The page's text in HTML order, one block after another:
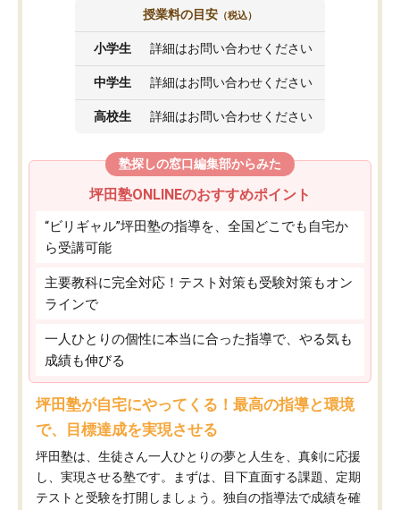
授業料の目安 （税込）
小学生 詳細はお問い合わせください
中学生 詳細はお問い合わせください
高校生 詳細はお問い合わせください
塾探しの窓口編集部からみた
坪田塾ONLINEのおすすめポイント
“ビリギャル”坪田塾の指導を、全国どこでも自宅か
ら受講可能
主要教科に完全対応！テスト対策も受験対策もオン
ラインで
一人ひとりの個性に本当に合った指導で、やる気も
成績も伸びる
坪田塾が自宅にやってくる！最高の指導と環境
で、目標達成を実現させる
坪田塾は、生徒さん一人ひとりの夢と人生を、真剣に応援
し、実現させる塾です。まずは、目下直面する課題、定期
テストと受験を打開しましょう。独自の指導法で成績を確